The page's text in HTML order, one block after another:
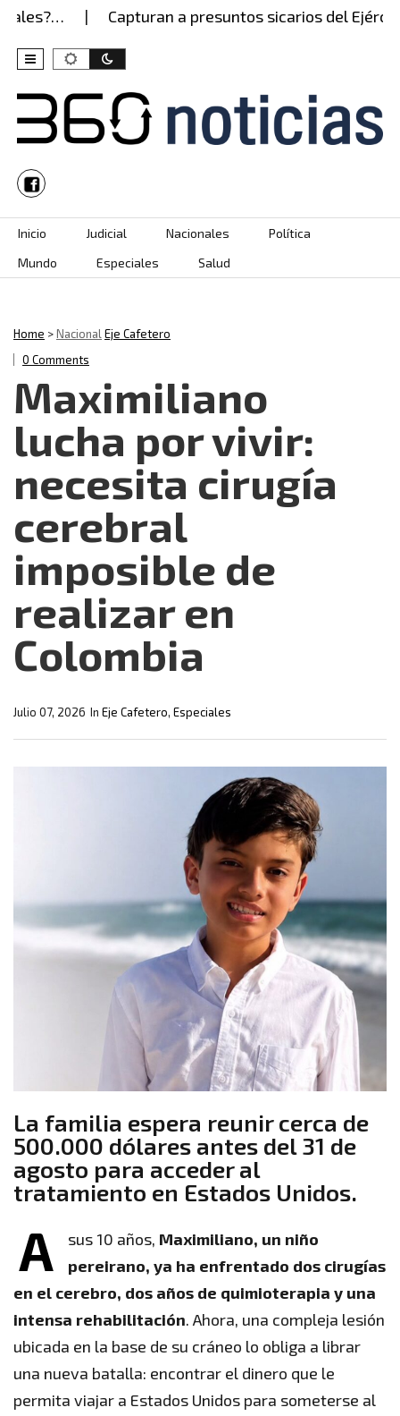
Capturan a presuntos sicarios del Ejército
Skip to content
Inicio Judicial Nacionales
Política
Mundo
Especiales Salud
Home >NacionalEje Cafetero
0 Comments
Maximiliano
lucha por vivir:
necesita cirugía
cerebral
imposible de
realizar en
Colombia
In Eje Cafetero, Especiales
Julio 07, 2026
La familia espera reunir cerca de
500.000 dólares antes del 31 de
agosto para acceder al
tratamiento en Estados Unidos.
A sus 10 años, Maximiliano, un niño
pereirano, ya ha enfrentado dos cirugías
en el cerebro, dos años de quimioterapia y una
intensa rehabilitación. Ahora, una compleja lesión
ubicada en la base de su cráneo lo obliga a librar
una nueva batalla: encontrar el dinero que le
permita viajar a Estados Unidos para someterse al